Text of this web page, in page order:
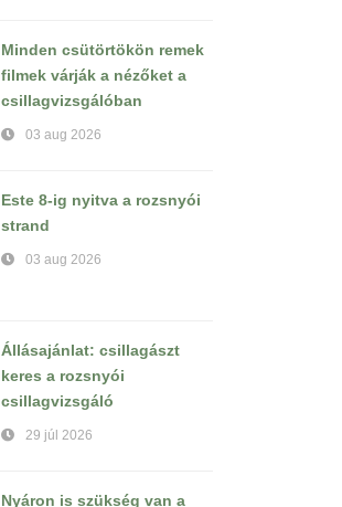
Minden csütörtökön remek
filmek várják a nézőket a
csillagvizsgálóban
03 aug 2026
Este 8-ig nyitva a rozsnyói
strand
03 aug 2026
Állásajánlat: csillagászt
keres a rozsnyói
csillagvizsgáló
29 júl 2026
Nyáron is szükség van a